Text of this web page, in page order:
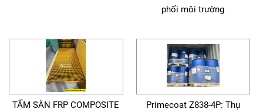
phối môi trường
TẤM SÀN FRP COMPOSITE
Primecoat Z838-4P: Thụ